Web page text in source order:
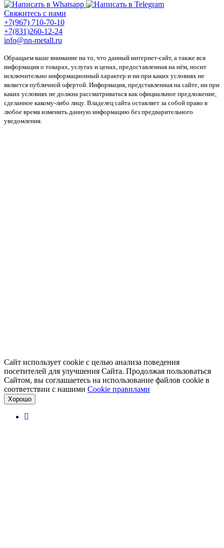
Свяжитесь с нами
+7(967) 710-70-10
+7(831)260-12-24
info@nn-metall.ru
Обращаем ваше внимание на то, что данный интернет-сайт, а также вся
информация о товарах, услугах и ценах, предоставленная на нём, носит
исключительно информационный характер и ни при каких условиях не
является публичной офертой. Информация, представленная на сайте, ни при
каких условиях не должна рассматриваться как официальное предложение,
сделанное какому-либо лицу. Владелец сайта оставляет за собой право в
любое время изменить данную информацию без предварительного
уведомления.
Сайт использует cookie с целью анализа поведения
посетителей для улучшения Сайта. Продолжая пользоваться
Сайтом, вы соглашаетесь на использование файлов cookie в
соответствии с нашими Cookiе правилами
Хорошо